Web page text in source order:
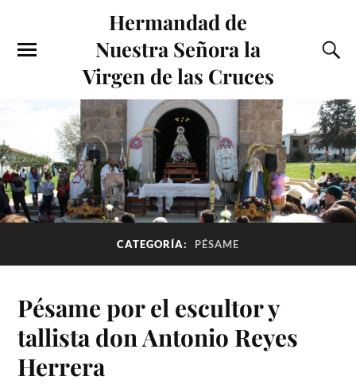
Hermandad de
Nuestra Señora la
Virgen de las Cruces
CATEGORÍA: PÉSAME
Pésame por el escultor y
tallista don Antonio Reyes
Herrera